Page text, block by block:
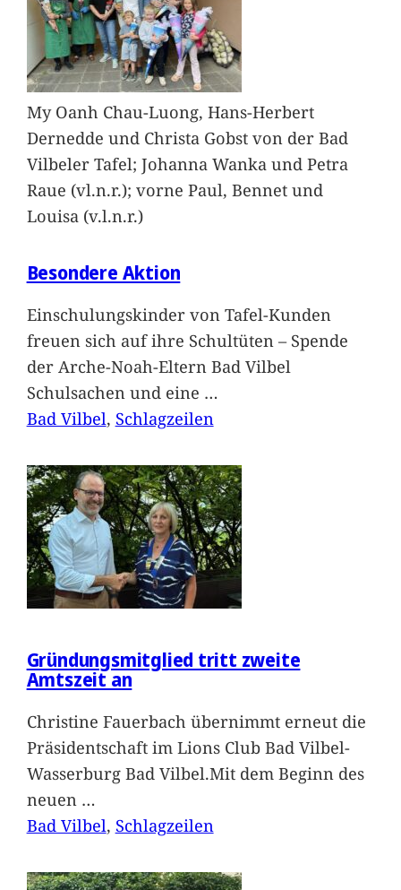
My Oanh Chau-Luong, Hans-Herbert
Dernedde und Christa Gobst von der Bad
Vilbeler Tafel; Johanna Wanka und Petra
Raue (vl.n.r.); vorne Paul, Bennet und
Louisa (v.l.n.r.)
Besondere Aktion
Einschulungskinder von Tafel-Kunden
freuen sich auf ihre Schultüten – Spende
der Arche-Noah-Eltern Bad Vilbel
Schulsachen und eine …
Bad Vilbel, Schlagzeilen
Gründungsmitglied tritt zweite
Amtszeit an
Christine Fauerbach übernimmt erneut die
Präsidentschaft im Lions Club Bad Vilbel-
Wasserburg Bad Vilbel.Mit dem Beginn des
neuen …
Bad Vilbel, Schlagzeilen